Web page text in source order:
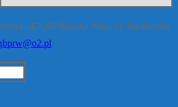
| 47-208 Reńska Wieś, ul. Raciborska